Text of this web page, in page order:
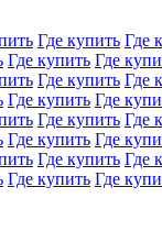
Где купить Где
Где купить Где
Где купить Где
Где купить Где
Где купить Где
Где купить Где
Где купить Где
Где купить Где